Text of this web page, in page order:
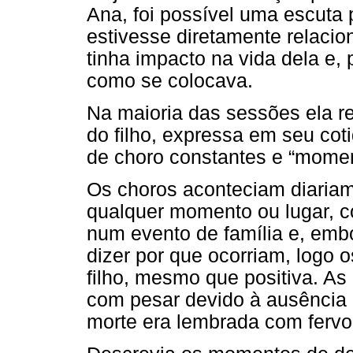
Ana, foi possível uma escuta
estivesse diretamente
tinha impacto na vida dela e,
como se colocava.
Na maioria das sessões ela
do filho, expressa em seu
de choro constantes e
Os choros aconteciam
qualquer momento ou lugar,
num evento de família e,
dizer por que ocorriam, logo
filho, mesmo que positiva.
com pesar devido à
morte era lembrada com